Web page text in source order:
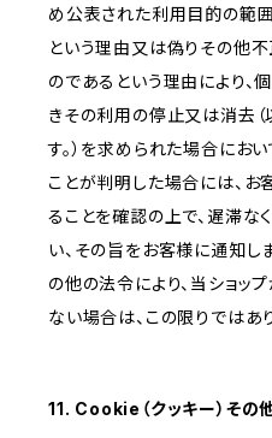
め公表された利用目的の範
という理由又は偽りその他
のであるという理由により
きその利用の停止又は消去（
す。）を求められた場合にお
ことが判明した場合には、
ることを確認の上で、遅滞
い、その旨をお客様に通知し
の他の法令により、当ショッ
ない場合は、この限りではあ
11. Cookie（クッキー）その